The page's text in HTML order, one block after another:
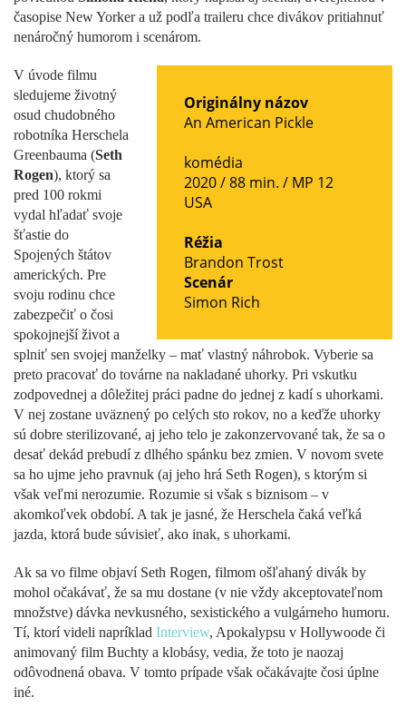
časopise New Yorker a už podľa traileru chce divákov pritiahnuť
nenáročný humorom i scenárom.
Originálny názov
An American Pickle
komédia
2020 / 88 min. / MP 12
USA
Réžia
Brandon Trost
Scenár
Simon Rich
V úvode filmu
sledujeme životný
osud chudobného
robotníka Herschela
Greenbauma (Seth
Rogen), ktorý sa
pred 100 rokmi
vydal hľadať svoje
šťastie do
Spojených štátov
amerických. Pre
svoju rodinu chce
zabezpečiť o čosi
spokojnejší život a
splniť sen svojej manželky – mať vlastný náhrobok. Vyberie sa
preto pracovať do továrne na nakladané uhorky. Pri vskutku
zodpovednej a dôležitej práci padne do jednej z kadí s uhorkami.
V nej zostane uväznený po celých sto rokov, no a keďže uhorky
sú dobre sterilizované, aj jeho telo je zakonzervované tak, že sa o
desať dekád prebudí z dlhého spánku bez zmien. V novom svete
sa ho ujme jeho pravnuk (aj jeho hrá Seth Rogen), s ktorým si
však veľmi nerozumie. Rozumie si však s biznisom – v
akomkoľvek období. A tak je jasné, že Herschela čaká veľká
jazda, ktorá bude súvisieť, ako inak, s uhorkami.
Ak sa vo filme objaví Seth Rogen, filmom ošľahaný divák by
mohol očakávať, že sa mu dostane (v nie vždy akceptovateľnom
množstve) dávka nevkusného, sexistického a vulgárneho humoru.
Tí, ktorí videli napríklad Interview, Apokalypsu v Hollywoode či
animovaný film Buchty a klobásy, vedia, že toto je naozaj
odôvodnená obava. V tomto prípade však očakávajte čosi úplne
iné.